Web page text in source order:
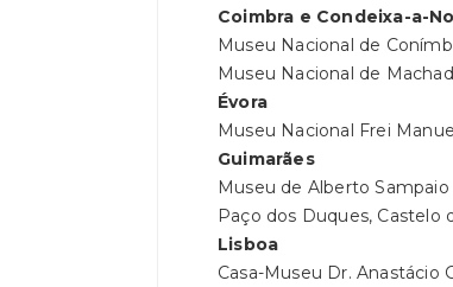
Coimbra e Condeixa-a-
Museu Nacional de
Museu Nacional de
Évora
Museu Nacional Frei
Guimarães
Museu de Alberto
Paço dos Duques, Castelo
Lisboa
Casa-Museu Dr. Anastácio